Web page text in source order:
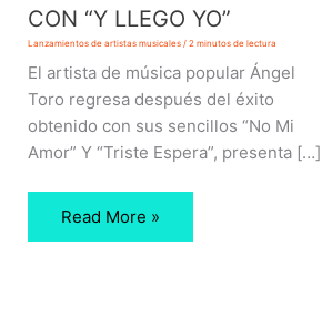
CON “Y LLEGO YO”
Lanzamientos de artistas musicales/ 2 minutos de lectura
El artista de música popular Ángel
Toro regresa después del éxito
obtenido con sus sencillos “No Mi
Amor” Y “Triste Espera”, presenta […]
LLEGO
YO”
Read More »